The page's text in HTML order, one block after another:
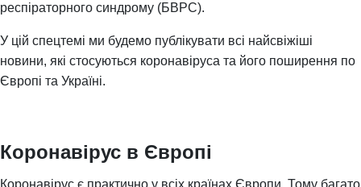
респіраторного синдрому (БВРС).
У цій спецтемі ми будемо публікувати всі найсвіжіші
новини, які стосуються коронавіруса та його поширення по
Європі та Україні.
Коронавірус в Європі
Коронавірус є практично у всіх країнах Європи. Тому багато